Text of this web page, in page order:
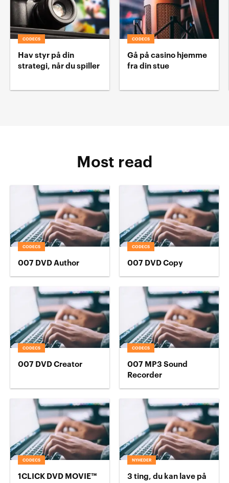
CODECS
Hav styr på din
strategi, når du spiller
CODECS
Gå på casino hjemme
fra din stue
Most read
CODECS
007 DVD Author
CODECS
007 DVD Copy
CODECS
007 DVD Creator
CODECS
007 MP3 Sound
Recorder
CODECS
1CLICK DVD MOVIE™
NYHEDER
3 ting, du kan lave på